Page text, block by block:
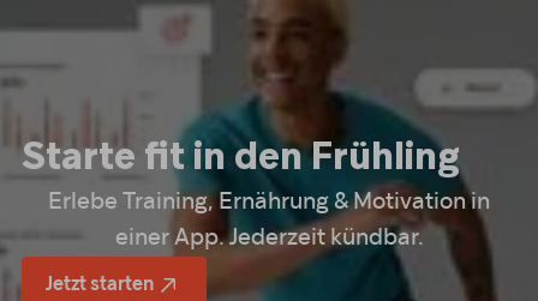
Starte fit in den Frühling
Erlebe Training, Ernährung & Motivation in
einer App. Jederzeit kündbar.
Jetzt starten